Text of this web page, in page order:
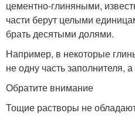
цементно-глиняными,
части берут целыми
брать десятыми долями.
Например, в некоторые
не одну часть заполнителя,
Обратите внимание
Тощие растворы не